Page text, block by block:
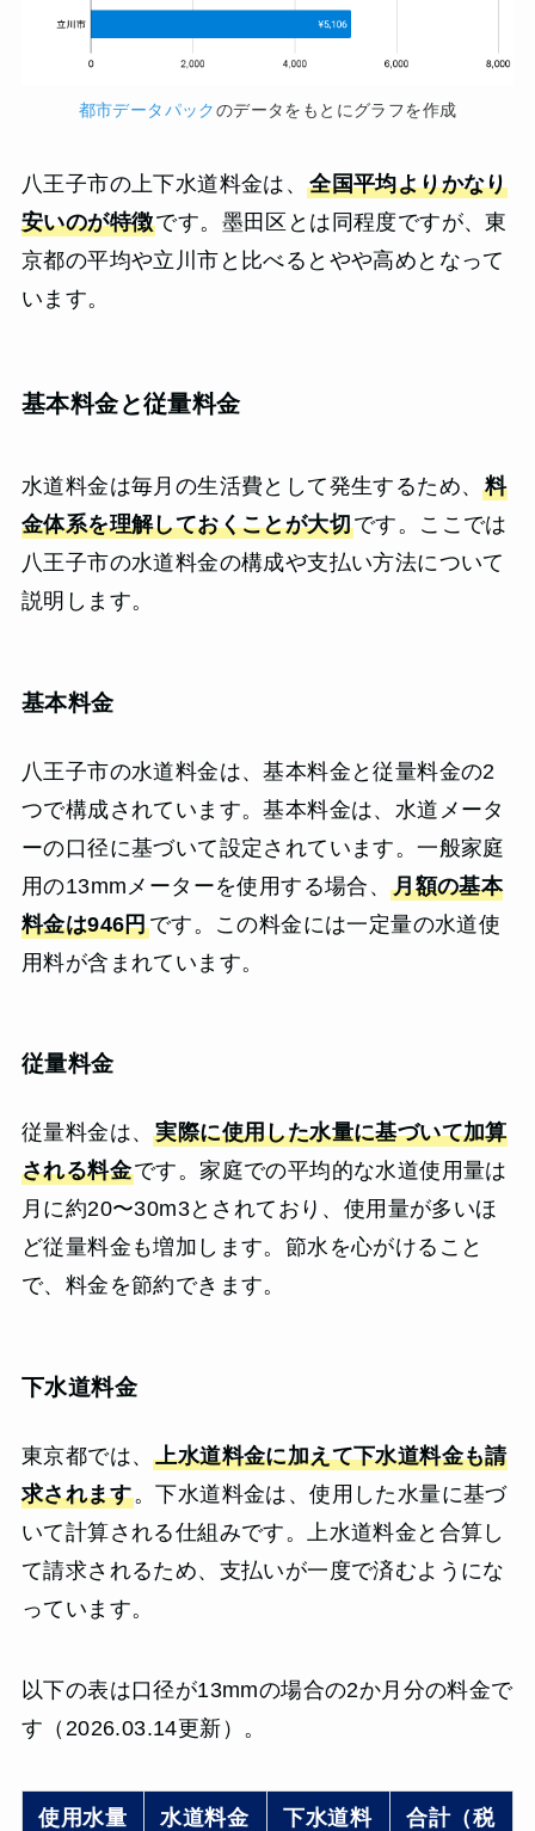
都市データパックのデータをもとにグラフを作成
八王子市の上下水道料金は、全国平均よりかなり
安いのが特徴です。墨田区とは同程度ですが、東
京都の平均や立川市と比べるとやや高めとなって
います。
基本料金と従量料金
水道料金は毎月の生活費として発生するため、料
金体系を理解しておくことが大切です。ここでは
八王子市の水道料金の構成や支払い方法について
説明します。
基本料金
八王子市の水道料金は、基本料金と従量料金の2
つで構成されています。基本料金は、水道メータ
ーの口径に基づいて設定されています。一般家庭
用の13mmメーターを使用する場合、月額の基本
料金は946円です。この料金には一定量の水道使
用料が含まれています。
従量料金
従量料金は、実際に使用した水量に基づいて加算
される料金です。家庭での平均的な水道使用量は
月に約20〜30m3とされており、使用量が多いほ
ど従量料金も増加します。節水を心がけること
で、料金を節約できます。
下水道料金
東京都では、上水道料金に加えて下水道料金も請
求されます。下水道料金は、使用した水量に基づ
いて計算される仕組みです。上水道料金と合算し
て請求されるため、支払いが一度で済むようにな
っています。
以下の表は口径が13mmの場合の2か月分の料金で
す（2026.03.14更新）。
使用水量
水道料金
下水道料
合計（税